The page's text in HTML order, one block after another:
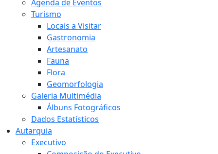
Agenda de Eventos
Turismo
Locais a Visitar
Gastronomia
Artesanato
Fauna
Flora
Geomorfologia
Galeria Multimédia
Álbuns Fotográficos
Dados Estatísticos
Autarquia
Executivo